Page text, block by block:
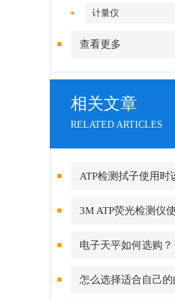
计量仪
查看更多
相关文章
RELATED ARTICLES
ATP检测拭子使用时
么，又该如何进行储
3M ATP荧光检测仪
说明书
电子天平如何选购？
怎么选择适合自己的